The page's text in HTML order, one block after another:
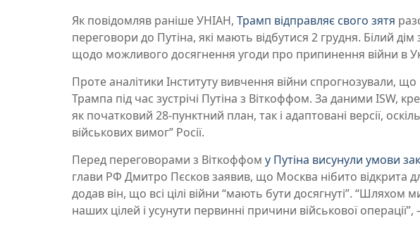
Як повідомляв раніше УНІАН, Трамп відправляє свого зятя
переговори до Путіна, які мають відбутися 2 грудня. Білий
щодо можливого досягнення угоди про припинення війни в
Проте аналітики Інституту вивчення війни спрогнозували, що
Трампа під час зустрічі Путіна з Віткоффом. За даними ISW,
як початковий 28-пунктний план, так і адаптовані версії,
військових вимог” Росії.
Перед переговорами з Віткоффом у Путіна висунули умови
глави РФ Дмитро Пєсков заявив, що Москва нібито відкрита
додав він, що всі цілі війни “мають бути досягнуті”. “Шляхом
наших цілей і усунути первинні причини військової операції”,